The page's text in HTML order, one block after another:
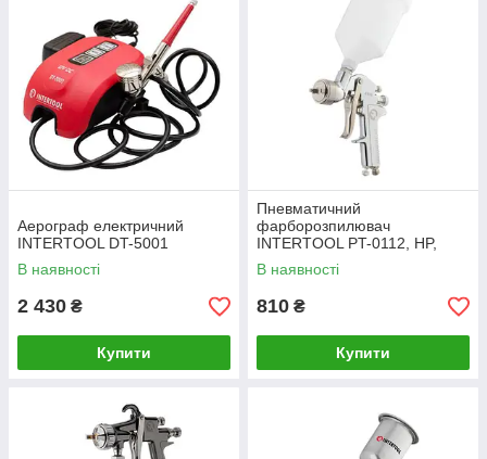
Аерограф електричний
INTERTOOL DT-5001
В наявності
2 430 ₴
Купити
Пневматичний
фарборозпилювач
INTERTOOL PT-0112, HP,
форсунка 1.4 мм, верхній
пластиковий бачок 600мл,
В наявності
810 ₴
Купити